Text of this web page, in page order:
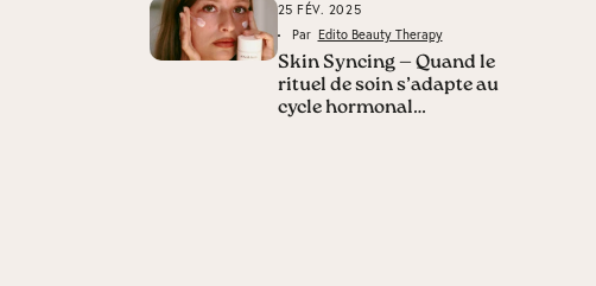
25 FÉV. 2025
Par Edito Beauty Therapy
Skin Syncing — Quand le
rituel de soin s’adapte au
cycle hormonal…